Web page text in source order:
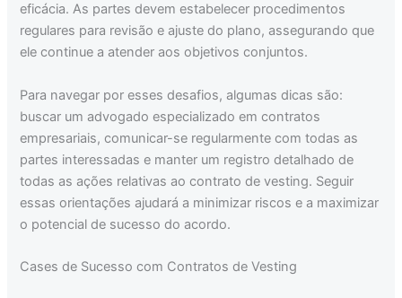
eficácia. As partes devem estabelecer procedimentos
regulares para revisão e ajuste do plano, assegurando que
ele continue a atender aos objetivos conjuntos.
Para navegar por esses desafios, algumas dicas são:
buscar um advogado especializado em contratos
empresariais, comunicar-se regularmente com todas as
partes interessadas e manter um registro detalhado de
todas as ações relativas ao contrato de vesting. Seguir
essas orientações ajudará a minimizar riscos e a maximizar
o potencial de sucesso do acordo.
Cases de Sucesso com Contratos de Vesting